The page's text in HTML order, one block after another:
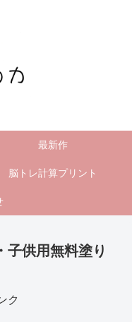
最新作
脳トレ計算プリント
子供用無料塗り
ク